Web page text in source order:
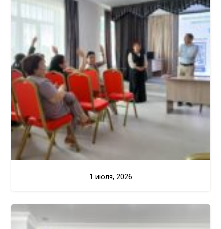
1 июля, 2026